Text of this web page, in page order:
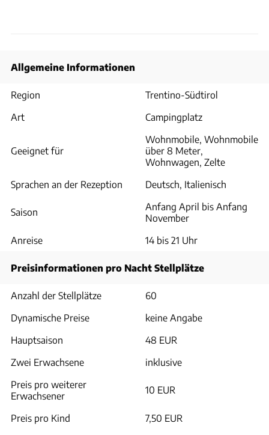
Allgemeine Informationen
Region
Trentino-Südtirol
Art
Campingplatz
Geeignet für
Wohnmobile, Wohnmobile
über 8 Meter,
Wohnwagen, Zelte
Sprachen an der Rezeption
Deutsch, Italienisch
Saison
Anfang April bis Anfang
November
Anreise
14 bis 21 Uhr
Preisinformationen pro Nacht Stellplätze
Anzahl der Stellplätze
60
Dynamische Preise
keine Angabe
Hauptsaison
48 EUR
Zwei Erwachsene
inklusive
Preis pro weiterer
Erwachsener
10 EUR
Preis pro Kind
7,50 EUR